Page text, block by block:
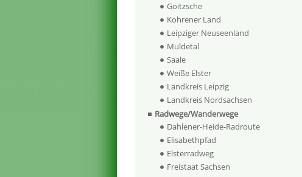
Goitzsche
Kohrener Land
Leipziger Neuseenland
Muldetal
Saale
Weiße Elster
Landkreis Leipzig
Landkreis Nordsachsen
Radwege/Wanderwege
Dahlener-Heide-Radroute
Elisabethpfad
Elsterradweg
Freistaat Sachsen